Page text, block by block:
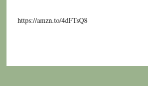
https://amzn.to/4dFTsQ8